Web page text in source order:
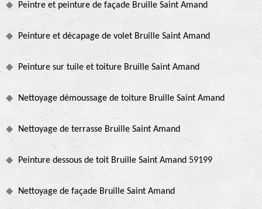
Peintre et peinture de façade Bruille Saint Amand
Peinture et décapage de volet Bruille Saint Amand
Peinture sur tuile et toiture Bruille Saint Amand
Nettoyage démoussage de toiture Bruille Saint Amand
Nettoyage de terrasse Bruille Saint Amand
Peinture dessous de toit Bruille Saint Amand 59199
Nettoyage de façade Bruille Saint Amand